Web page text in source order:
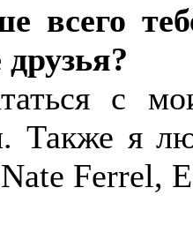
всего
с
Также я
Ferrel,